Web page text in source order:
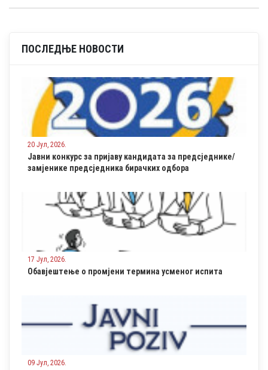
ПОСЛЕДЊЕ НОВОСТИ
20 Јул, 2026.
Јавни конкурс за пријаву кандидата за предсједнике/
замјенике предсједника бирачких одбора
17 Јул, 2026.
Обавјештење о промјени термина усменог испита
09 Јул, 2026.